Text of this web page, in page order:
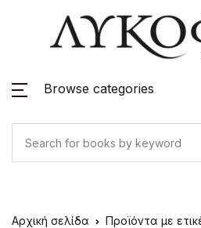
Browse categories
Αρχική σελίδα Προϊόντα με